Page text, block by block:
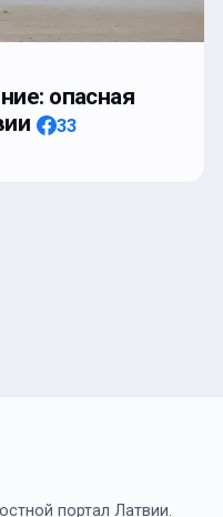
опасная
33
портал Латвии.